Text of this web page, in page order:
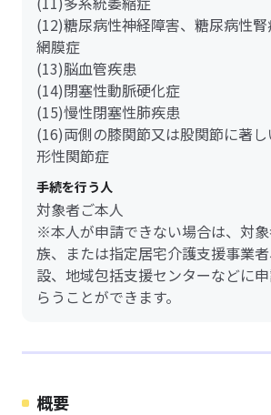
(12)糖尿病性神経障害、糖尿病性
網膜症
(13)脳血管疾患
(14)閉塞性動脈硬化症
(15)慢性閉塞性肺疾患
(16)両側の膝関節又は股関節に著
形性関節症
手続を行う人
対象者ご本人
※本人が申請できない場合は、対
族、または指定居宅介護支援事業
設、地域包括支援センターなどに
らうことができます。
概要